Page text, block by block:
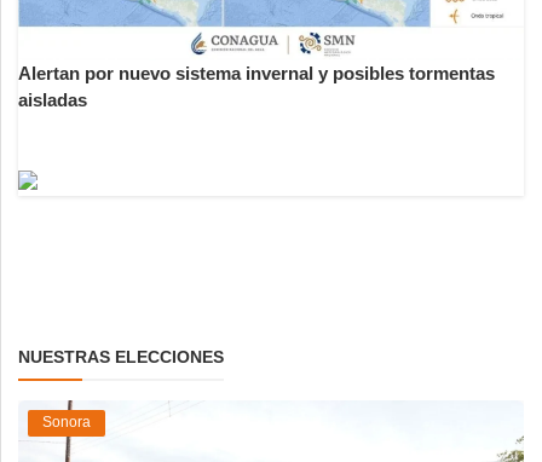
Alertan por nuevo sistema invernal y posibles tormentas
aisladas
NUESTRAS ELECCIONES
Sonora